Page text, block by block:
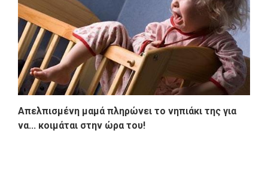
Απελπισμένη μαμά πληρώνει το νηπιάκι της για
να... κοιμάται στην ώρα του!